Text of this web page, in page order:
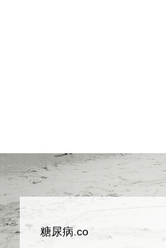
糖尿病.co